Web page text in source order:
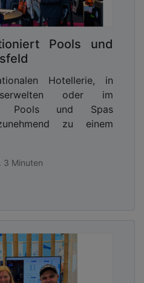
Pools und
Hotellerie, in
oder im
Pools und Spas
zu einem
3 Minuten